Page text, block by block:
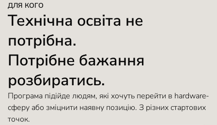
ДЛЯ КОГО
Технічна освіта не
потрібна.
Потрібне бажання
розбиратись.
Програма підійде людям, які хочуть перейти в hardware-
сферу або зміцнити наявну позицію. З різних стартових
точок.